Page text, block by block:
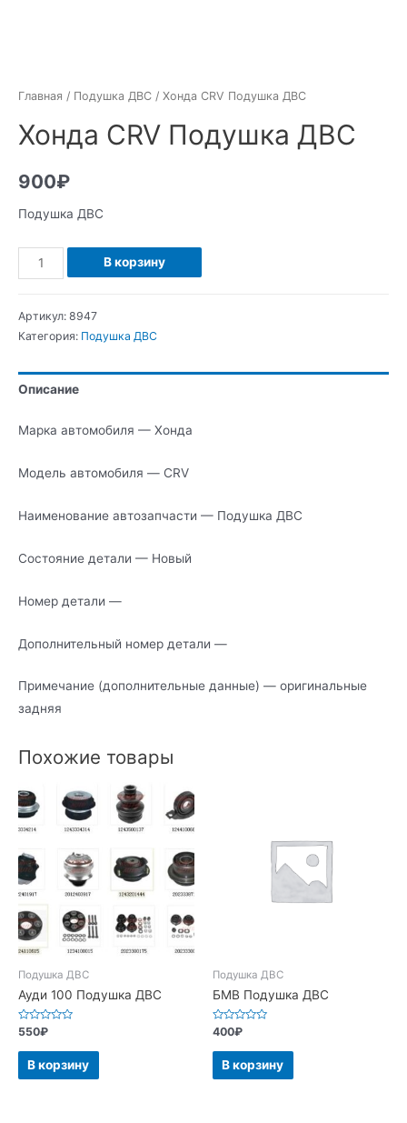
Главная / Подушка ДВС / Хонда CRV Подушка ДВС
Хонда CRV Подушка ДВС
900₽
Подушка ДВС
Количество
Хонда
Подушка
В корзину
Артикул: 8947
Категория: Подушка ДВС
Описание
Марка автомобиля — Хонда
Модель автомобиля — CRV
Наименование автозапчасти — Подушка ДВС
Состояние детали — Новый
Номер детали —
Дополнительный номер детали —
Примечание (дополнительные данные) — оригинальные
задняя
Похожие товары
Подушка ДВС
Ауди 100 Подушка ДВС
Оценка
из
550₽
В корзину
Подушка ДВС
БМВ Подушка ДВС
Оценка
из
400₽
В корзину